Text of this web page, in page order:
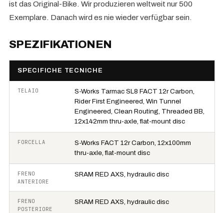
ist das Original-Bike. Wir produzieren weltweit nur 500
Exemplare. Danach wird es nie wieder verfügbar sein.
SPEZIFIKATIONEN
SPECIFICHE TECNICHE
TELAIO
S-Works Tarmac SL8 FACT 12r Carbon,
Rider First Engineered, Win Tunnel
Engineered, Clean Routing, Threaded BB,
12x142mm thru-axle, flat-mount disc
FORCELLA
S-Works FACT 12r Carbon, 12x100mm
thru-axle, flat-mount disc
FRENO
ANTERIORE
SRAM RED AXS, hydraulic disc
FRENO
POSTERIORE
SRAM RED AXS, hydraulic disc